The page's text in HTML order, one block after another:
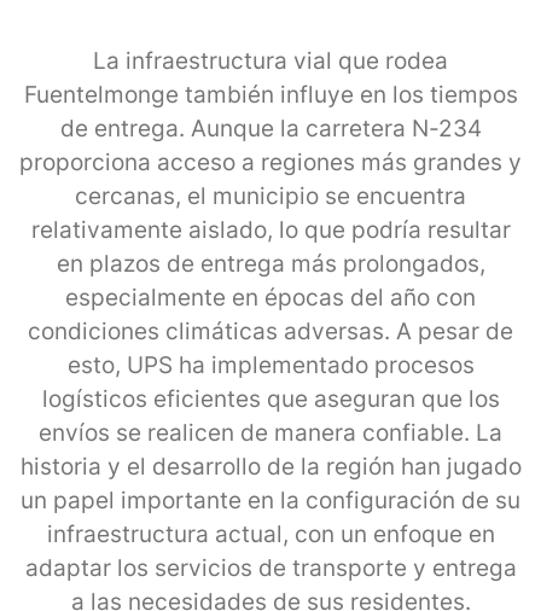
La infraestructura vial que rodea
Fuentelmonge también influye en los tiempos
de entrega. Aunque la carretera N-234
proporciona acceso a regiones más grandes y
cercanas, el municipio se encuentra
relativamente aislado, lo que podría resultar
en plazos de entrega más prolongados,
especialmente en épocas del año con
condiciones climáticas adversas. A pesar de
esto, UPS ha implementado procesos
logísticos eficientes que aseguran que los
envíos se realicen de manera confiable. La
historia y el desarrollo de la región han jugado
un papel importante en la configuración de su
infraestructura actual, con un enfoque en
adaptar los servicios de transporte y entrega
a las necesidades de sus residentes.